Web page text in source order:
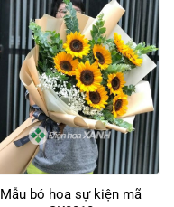
Mẫu bó hoa sự kiện mã